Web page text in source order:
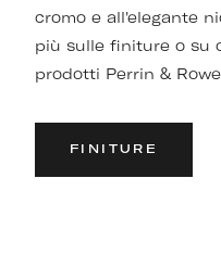
cromo e all'elegante
più sulle finiture o su
prodotti Perrin &
FINITURE